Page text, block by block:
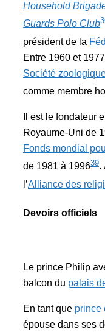
Household
Guards Polo Club
président de la
Entre 1960 et
Société
comme membre
Il est le fondateur
Royaume-Uni de
Fonds mondial
de 1981 à 199639.
l’Alliance des
Devoirs officiels
Le prince Philip
balcon du palais
En tant que prince
épouse dans ses